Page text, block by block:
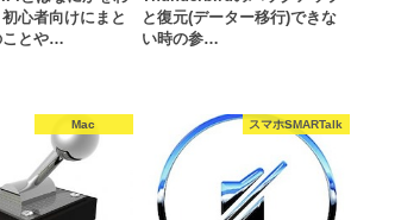
心者向けにまと
ことや…
と復元(データー移行)できな
い時の参…
Mac スマホSMARTalk